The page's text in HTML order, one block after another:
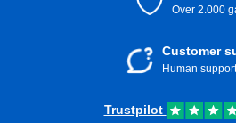
Over 2.000
Customer
Human
Trustpilot